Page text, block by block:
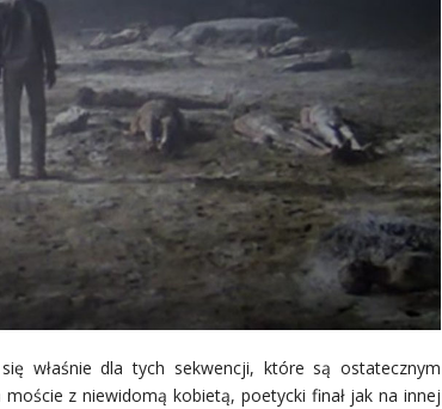
właśnie dla tych sekwencji, które są ostatecznym
z niewidomą kobietą, poetycki finał jak na innej